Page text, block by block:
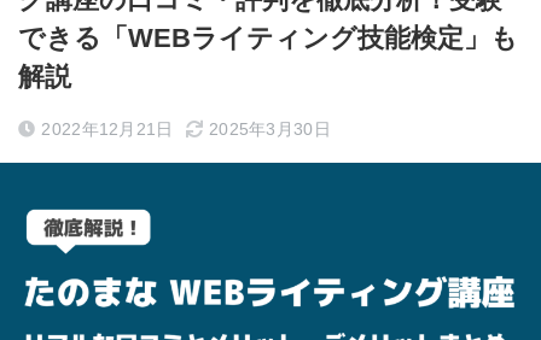
できる「WEBライティング技能検定」も
解説
2022年12月21日 2025年3月30日